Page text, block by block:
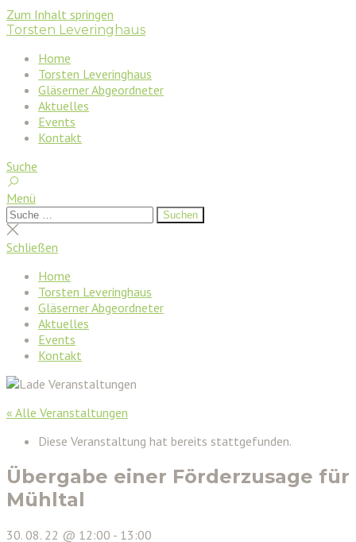
Zum Inhalt springen
Torsten Leveringhaus
Home
Torsten Leveringhaus
Gläserner Abgeordneter
Aktuelles
Events
Kontakt
Suche
Menü
Suchen
nach:
Suchen
Suche
schließen
Schließen
Home
Torsten Leveringhaus
Gläserner Abgeordneter
Aktuelles
Events
Kontakt
« Alle Veranstaltungen
Diese Veranstaltung hat bereits stattgefunden.
Übergabe einer Förderzusage für
Mühltal
30. 08. 22 @ 12:00 - 13:00